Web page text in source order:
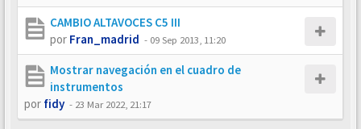
CAMBIO ALTAVOCES C5 III
por Fran_madrid - 09 Sep 2013, 11:20
Mostrar navegación en el cuadro de
instrumentos
por fidy - 23 Mar 2022, 21:17